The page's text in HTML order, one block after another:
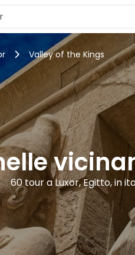
Valley of the Kings
60 tour a Luxor, Egitto, in